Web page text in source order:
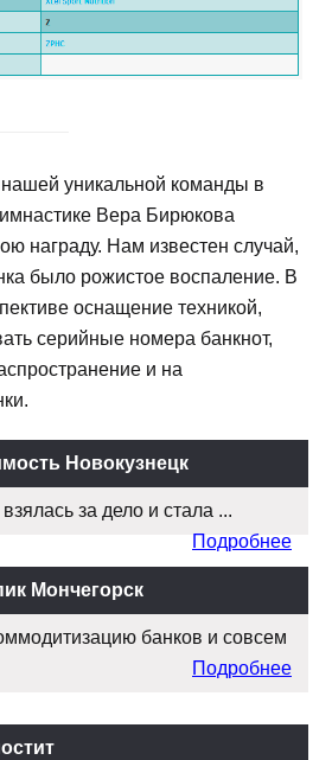
уникальной команды в
Вера Бирюкова
награду. Нам известен случай,
было рожистое воспаление. В
оснащение техникой,
серийные номера банкнот,
и на
Новокузнецк
за дело и стала ...
Подробнее
Мончегорск
банков и совсем
Подробнее